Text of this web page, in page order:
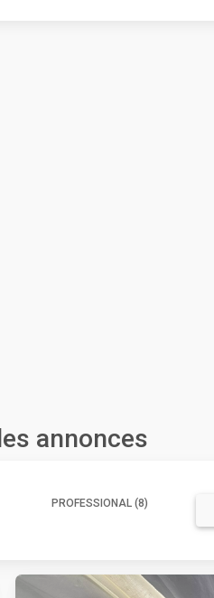
annonces
PROFESSIONAL (8)